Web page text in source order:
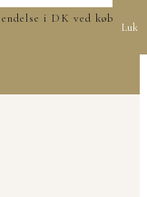
i DK ved køb over
Luk